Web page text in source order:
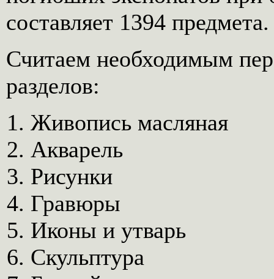
составляет 1394 предмета.
Считаем необходимым
разделов:
Живопись масляная
Акварель
Рисунки
Гравюры
Иконы и утварь
Скульптура